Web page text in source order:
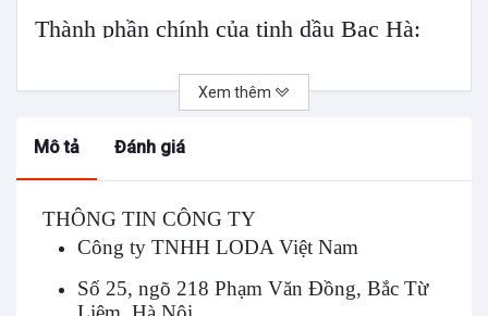
Thành phần chính của tinh dầu Bạc Hà:
Tinh chất Menthol và menthone là 2 thành phần
chính của tinh dầu Bạc Hà
Công dụng tinh dầu Bạc hà :
của bao tử, giảm đau bụng, đầy hơi, nhức đầu,
khó tiêu, ợ nóng.
Xoa dịu sự giận dữ, sự mệt mỏi, trầm cảm. Giúp
Xem thêm
Mô tả Đánh giá
THÔNG TIN CÔNG TY
Công ty TNHH LODA Việt Nam
Số 25, ngõ 218 Phạm Văn Đồng, Bắc Từ